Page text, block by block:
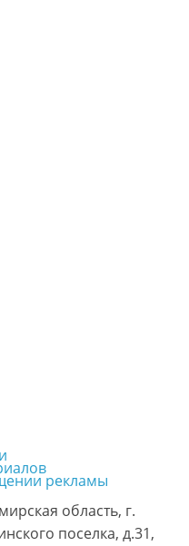
рекламы
область, г.
поселка, д.31,